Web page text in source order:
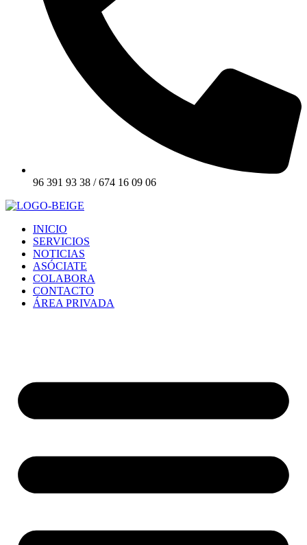
96 391 93 38 / 674 16 09 06
INICIO
SERVICIOS
NOTICIAS
ASÓCIATE
COLABORA
CONTACTO
ÁREA PRIVADA